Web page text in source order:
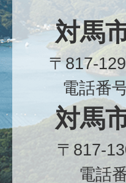
対馬
〒817-
電話番
対馬
〒817-
電話